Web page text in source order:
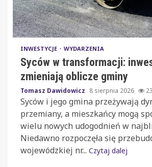
INWESTYCJE WYDARZENIA
Syców w transformacji:
zmieniają oblicze gminy
Tomasz Dawidowicz 8 sierpnia 2026 23
Syców i jego gmina przeżywają
przemiany, a mieszkańcy mogą
wielu nowych udogodnień w
Niedawno rozpoczęła się
wojewódzkiej nr... Czytaj dalej